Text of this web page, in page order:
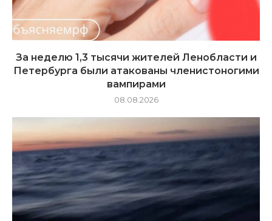
За неделю 1,3 тысячи жителей Ленобласти и
Петербурга были атакованы членистоногими
вампирами
08.08.2026